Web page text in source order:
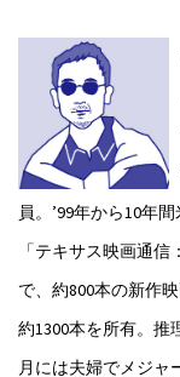
員。’99年から10年
「テキサス映画通信
で、約800本の新作
約1300本を所有。推
月には夫婦でメジャ